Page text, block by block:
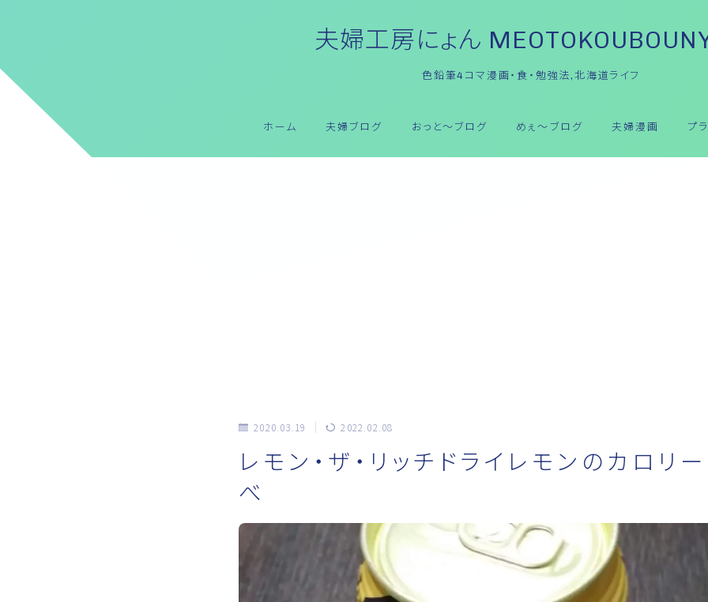
夫婦工房にょん
色鉛筆4コマ漫画・食・勉強法,北海道ライフ
ホーム 夫婦ブログ おっと～ブログ めぇ～ブログ 夫婦漫画 プ
2020.03.19 2022.02.08
レモン・ザ・リッチドライレモンのカロリ
べ